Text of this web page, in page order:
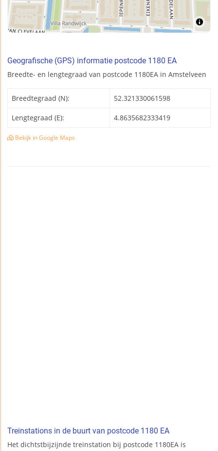
Geografische (GPS) informatie postcode 1180 EA
Breedte- en lengtegraad van postcode 1180EA in Amstelveen
Breedtegraad (N): 52.321330061598
Lengtegraad (E): 4.8635682333419
Bekijk in Google Maps
Treinstations in de buurt van postcode 1180 EA
Het dichtstbijzijnde treinstation bij postcode 1180EA is